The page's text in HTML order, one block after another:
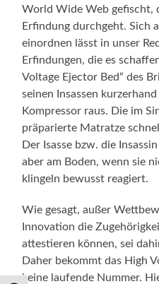
World Wide Web gefischt,
Erfindung durchgeht. Sich
einordnen lässt in unser
Erfindungen, die es
Voltage Ejector Bed“ des
seinen Insassen
Kompressor raus. Die im
präparierte Matratze
Der Isasse bzw. die
aber am Boden, wenn sie
klingeln bewusst reagiert.
Wie gesagt, außer
Innovation die
attestieren können, sei
Daher bekommt das High
keine laufende Nummer.